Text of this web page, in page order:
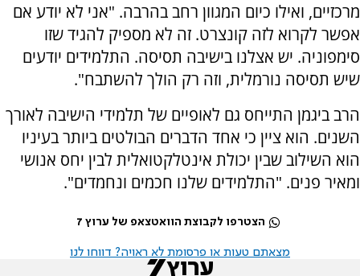
מרכזיים, ואילו כיום המגוון רחב בהרבה. "אני לא יודע אם
אפשר לקרוא לזה קונצרט. זה לא מספיק להגיד שזו
סימפוניה. יש אצלנו בישיבה תסיסה. התלמידים יודעים
שיש תסיסה נורמלית, וזה רק הולך להשתבח".
הרב ביגמן התייחס גם לאופיים של תלמידי הישיבה לאורך
השנים. הוא ציין כי אחד הדברים הבולטים ביותר בעיניו
הוא השילוב שבין יכולת אינטלקטואלית לבין יחס אנושי
ומאיר פנים. "התלמידים שלנו חכמים ונחמדים".
הצטרפו לקבוצת הוואטצאפ של ערוץ 7
מצאתם טעות או פרסומת לא ראויה? דווחו לנו